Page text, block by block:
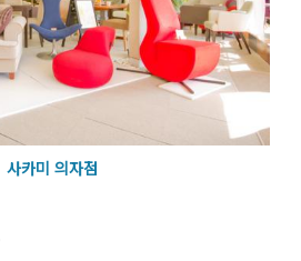
사카미 의자점